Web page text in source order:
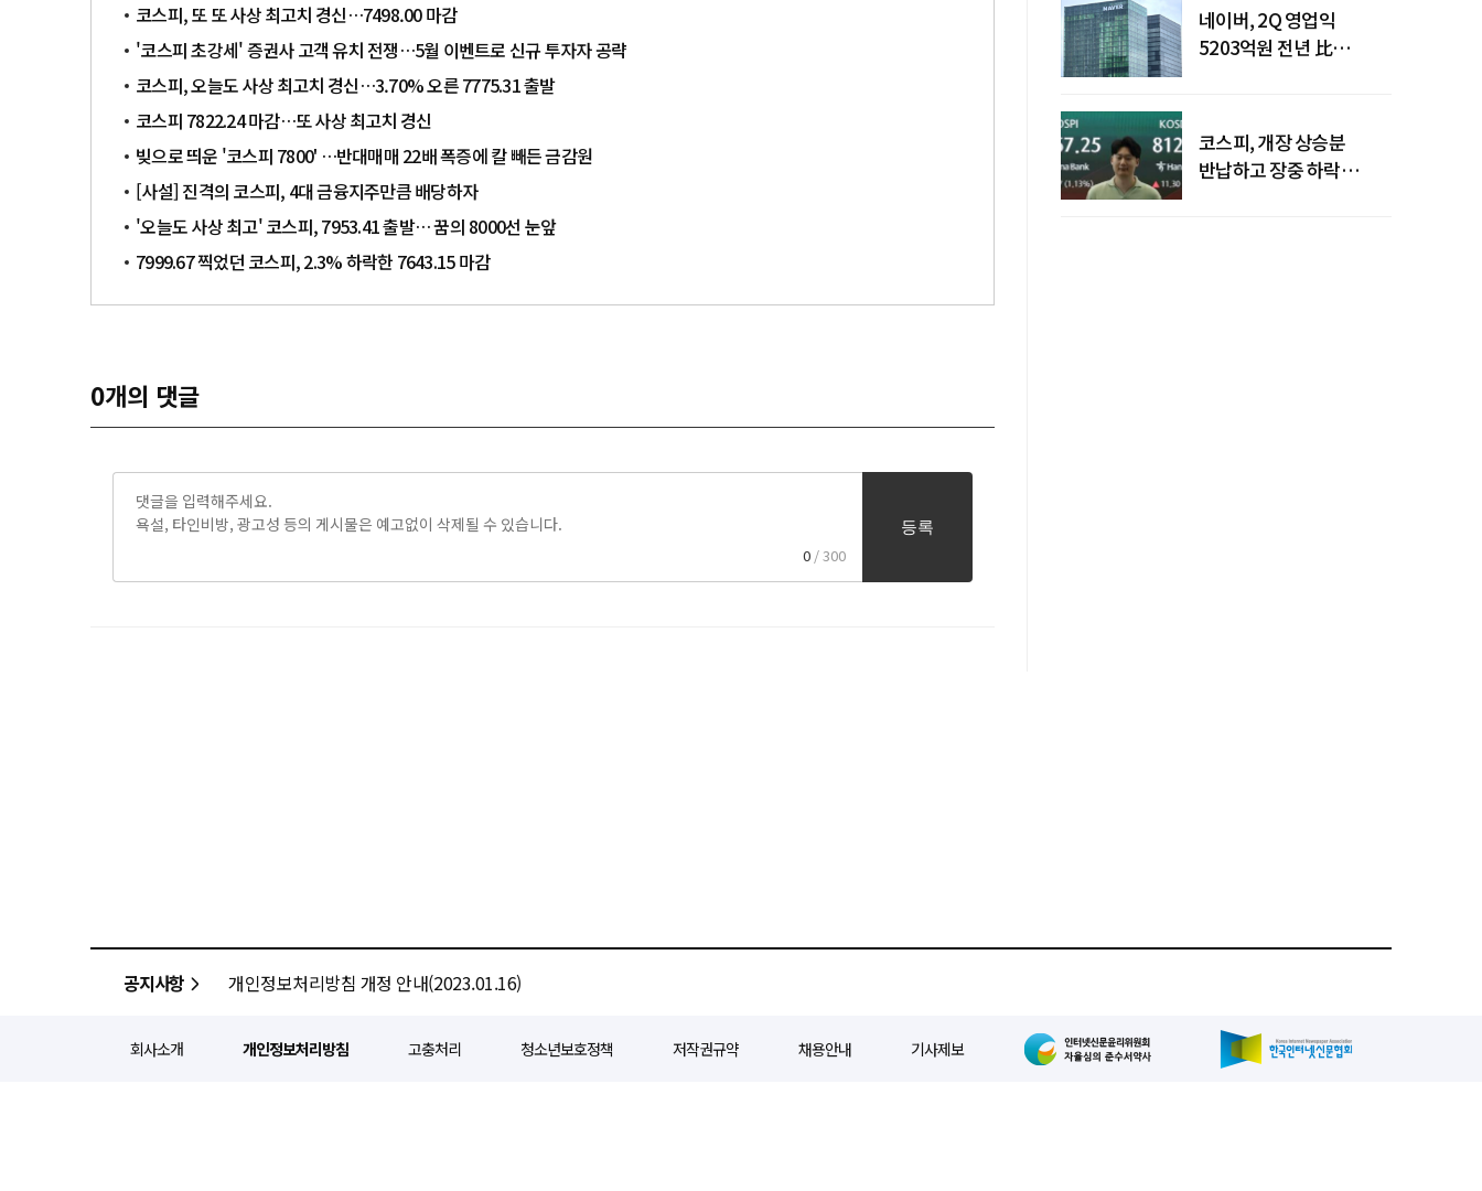
코스피, 또 또 사상 최고치 경신…7498.00 마감
'코스피 초강세' 증권사 고객 유치 전쟁…5월 이벤트로 신규 투자자 공략
코스피, 오늘도 사상 최고치 경신…3.70% 오른 7775.31 출발
코스피 7822.24 마감…또 사상 최고치 경신
빚으로 띄운 '코스피 7800' …반대매매 22배 폭증에 칼 빼든 금감원
[사설] 진격의 코스피, 4대 금융지주만큼 배당하자
'오늘도 사상 최고' 코스피, 7953.41 출발… 꿈의 8000선 눈앞
7999.67 찍었던 코스피, 2.3% 하락한 7643.15 마감
0개의 댓글
0 / 300
등록
네이버, 2Q 영업익
5203억원 전년 比
코스피, 개장 상승분
반납하고 장중 하락
공지사항 개인정보처리방침 개정 안내(2023.01.16)
회사소개 개인정보처리방침 고충처리 청소년보호정책 저작권규약 채용안내 기사제보